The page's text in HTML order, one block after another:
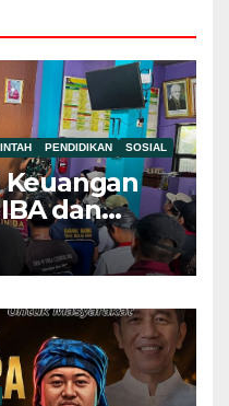
PENDIDIKAN SOSIAL
dan
Judol
Pemuda